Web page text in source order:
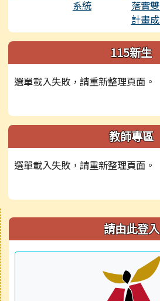
115新生
選單載入失敗，請重新整理頁面。
教師專區
選單載入失敗，請重新整理頁面。
右邊區域內容 請由此登入